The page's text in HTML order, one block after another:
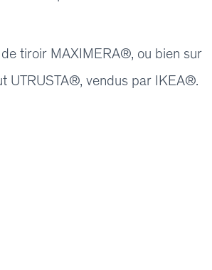
tiroir MAXIMERA®, ou bien sur
UTRUSTA®, vendus par IKEA®.